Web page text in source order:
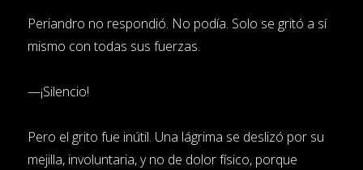
Periandro no respondió. No podía. Solo se gritó a sí
mismo con todas sus fuerzas.
—¡Silencio!
Pero el grito fue inútil. Una lágrima se deslizó por su
mejilla, involuntaria, y no de dolor físico, porque